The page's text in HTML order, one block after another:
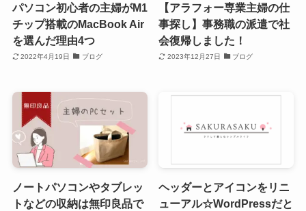
パソコン初心者の主婦がM1
チップ搭載のMacBook Air
を選んだ理由4つ
2022年4月19日 ブログ
【アラフォー専業主婦の仕
事探し】事務職の派遣で社
会復帰しました！
2023年12月27日 ブログ
ノートパソコンやタブレッ
トなどの収納は無印良品で
ヘッダーとアイコンをリニ
ューアル☆WordPressだと